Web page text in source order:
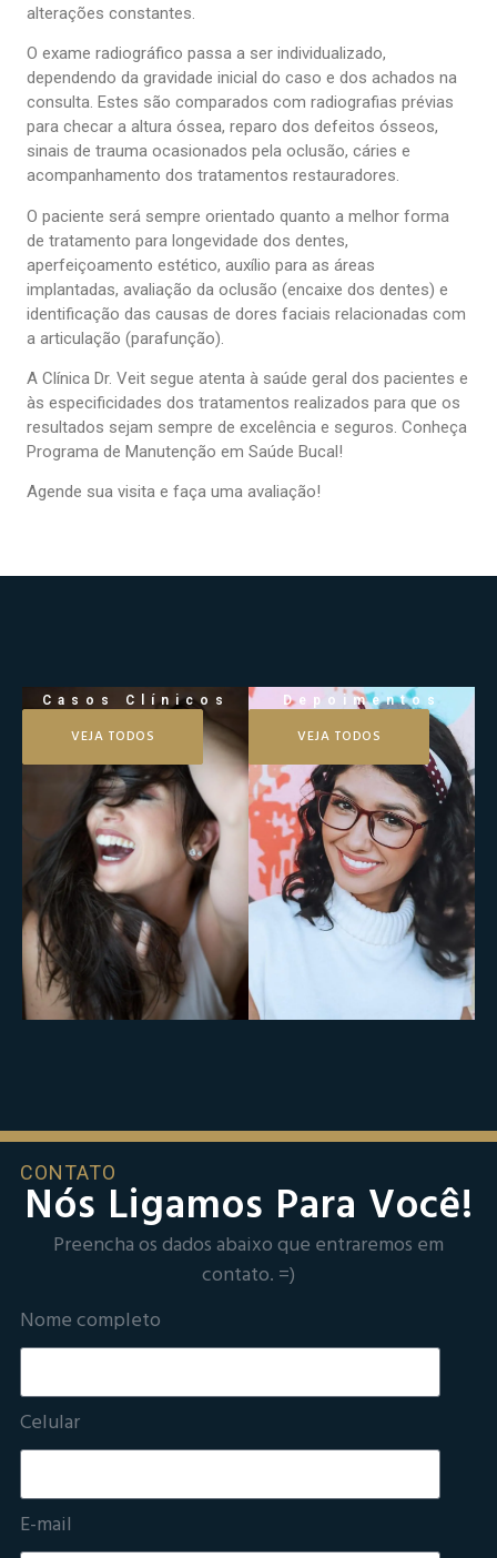
alterações constantes.
O exame radiográfico passa a ser individualizado,
dependendo da gravidade inicial do caso e dos achados na
consulta. Estes são comparados com radiografias prévias
para checar a altura óssea, reparo dos defeitos ósseos,
sinais de trauma ocasionados pela oclusão, cáries e
acompanhamento dos tratamentos restauradores.
O paciente será sempre orientado quanto a melhor forma
de tratamento para longevidade dos dentes,
aperfeiçoamento estético, auxílio para as áreas
implantadas, avaliação da oclusão (encaixe dos dentes) e
identificação das causas de dores faciais relacionadas com
a articulação (parafunção).
A Clínica Dr. Veit segue atenta à saúde geral dos pacientes e
às especificidades dos tratamentos realizados para que os
resultados sejam sempre de excelência e seguros. Conheça
Programa de Manutenção em Saúde Bucal!
Agende sua visita e faça uma avaliação!
Casos Clínicos
VEJA TODOS
Depoimentos
VEJA TODOS
CONTATO
Nós Ligamos Para Você!
Preencha os dados abaixo que entraremos em
contato. =)
Nome completo
Celular
E-mail